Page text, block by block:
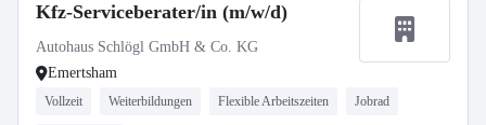
Kfz-Serviceberater/in (m/w/d)
Autohaus Schlögl GmbH & Co. KG
Emertsham
Vollzeit Weiterbildungen Flexible Arbeitszeiten Jobrad